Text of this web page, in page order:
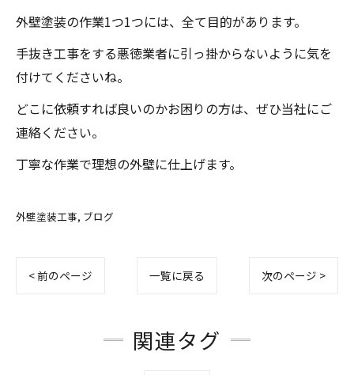
外壁塗装の作業1つ1つには、全て目的があります。
手抜き工事をする悪徳業者に引っ掛からないように気を
付けてくださいね。
どこに依頼すれば良いのかお困りの方は、ぜひ当社にご
連絡ください。
丁寧な作業で理想の外壁に仕上げます。
外壁塗装工事 ブログ
< 前のページ 一覧に戻る 次のページ >
関連タグ